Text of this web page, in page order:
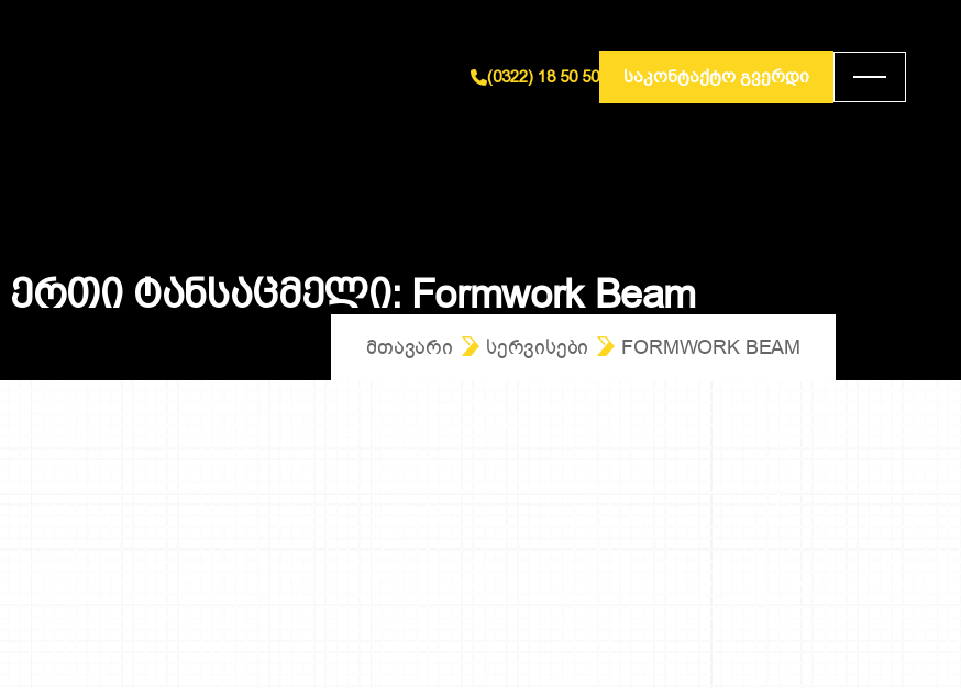
(0322) 18 50 50 ᲡᲐᲙᲝᲜᲢᲐᲥᲢᲝ ᲒᲕᲔᲠᲓᲘ
Ერთი Ტანსაცმელი: Formwork Beam
ᲛᲗᲐᲕᲐᲠᲘ ᲡᲔᲠᲕᲘᲡᲔᲑᲘ FORMWORK BEAM